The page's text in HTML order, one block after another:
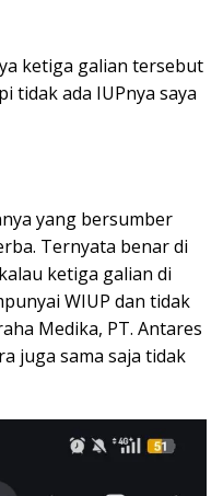
ketiga galian tersebut
tidak ada IUPnya saya
yang bersumber
Ternyata benar di
ketiga galian di
WIUP dan tidak
Medika, PT. Antares
juga sama saja tidak